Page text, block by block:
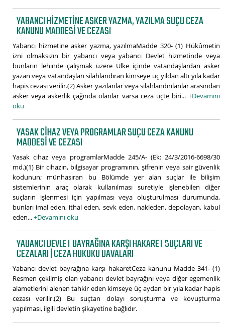
YABANCI HIZMETINE ASKER YAZMA, YAZILMA SUÇU CEZA
KANUNU MADDESI VE CEZASI
Yabancı hizmetine asker yazma, yazılmaMadde 320- (1) Hükûmetin
izni olmaksızın bir yabancı veya yabancı Devlet hizmetinde veya
bunların lehinde çalışmak üzere Ülke içinde vatandaşlardan asker
yazan veya vatandaşları silahlandıran kimseye üç yıldan altı yıla kadar
hapis cezası verilir.(2) Asker yazılanlar veya silahlandırılanlar arasından
asker veya askerlik çağında olanlar varsa ceza üçte biri... +Devamını
oku
YASAK CIHAZ VEYA PROGRAMLAR SUÇU CEZA KANUNU
MADDESI VE CEZASI
Yasak cihaz veya programlarMadde 245/A- (Ek: 24/3/2016-6698/30
md.)(1) Bir cihazın, bilgisayar programının, şifrenin veya sair güvenlik
kodunun; münhasıran bu Bölümde yer alan suçlar ile bilişim
sistemlerinin araç olarak kullanılması suretiyle işlenebilen diğer
suçların işlenmesi için yapılması veya oluşturulması durumunda,
bunları imal eden, ithal eden, sevk eden, nakleden, depolayan, kabul
eden...+Devamını oku
YABANCI DEVLET BAYRAĞINA KARŞI HAKARET SUÇLARI VE
CEZALARI | CEZA HUKUKU DAVALARI
Yabancı devlet bayrağına karşı hakaretCeza kanunu Madde 341- (1)
Resmen çekilmiş olan yabancı devlet bayrağını veya diğer egemenlik
alametlerini alenen tahkir eden kimseye üç aydan bir yıla kadar hapis
cezası verilir.(2) Bu suçtan dolayı soruşturma ve kovuşturma
yapılması, ilgili devletin şikayetine bağlıdır.